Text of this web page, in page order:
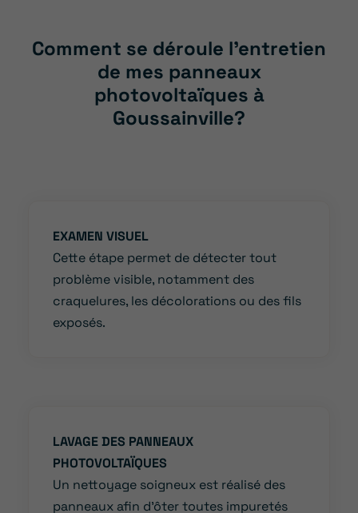
Comment se déroule l’entretien
de mes panneaux
photovoltaïques à
Goussainville?
EXAMEN VISUEL
Cette étape permet de détecter tout
problème visible, notamment des
craquelures, les décolorations ou des fils
exposés.
LAVAGE DES PANNEAUX
PHOTOVOLTAÏQUES
Un nettoyage soigneux est réalisé des
panneaux afin d’ôter toutes impuretés